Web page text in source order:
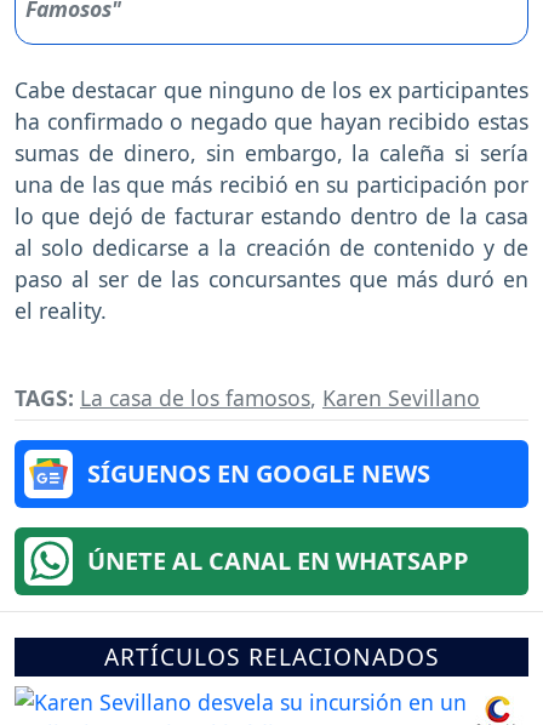
Cabe destacar que ninguno de los ex participantes
ha confirmado o negado que hayan recibido estas
sumas de dinero, sin embargo, la caleña si sería
una de las que más recibió en su participación por
lo que dejó de facturar estando dentro de la casa
al solo dedicarse a la creación de contenido y de
paso al ser de las concursantes que más duró en
el reality.
TAGS: La casa de los famosos, Karen Sevillano
SÍGUENOS EN GOOGLE NEWS
ÚNETE AL CANAL EN WHATSAPP
ARTÍCULOS RELACIONADOS